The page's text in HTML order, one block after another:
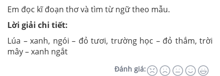
Em đọc kĩ đoạn thơ và tìm từ ngữ theo mẫu.
Lời giải chi tiết:
Lúa – xanh, ngói – đỏ tươi, trường học – đỏ thắm, trời
mây – xanh ngắt
Đánh giá: